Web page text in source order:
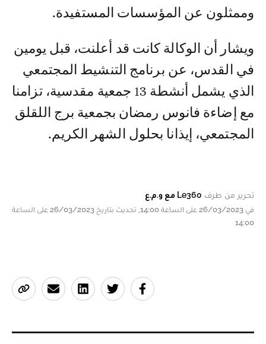
وممثلون عن المؤسسات المستفيدة.
ويشار أن الوكالة كانت قد أعلنت، قبل يومين
في القدس، عن برنامج التنشيط المجتمعي
الذي يشمل أنشطة 13 جمعية مقدسية، تزامنا
مع إضاءة فانوس رمضان بجمعية برج اللقلق
المجتمعي، إيذانا بحلول الشهر الكريم.
تحرير من طرف Le360 مع و.م.ع
في 26/03/2023 على الساعة 14:00, تحديث بتاريخ 26/03/2023 على الساعة
14:00